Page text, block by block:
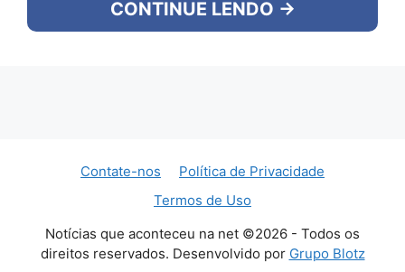
CONTINUE LENDO →
Contate-nos
Política de Privacidade
Termos de Uso
Notícias que aconteceu na net ©2026 - Todos os
direitos reservados. Desenvolvido por Grupo Blotz